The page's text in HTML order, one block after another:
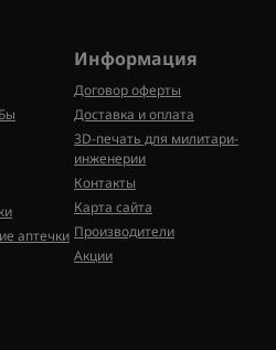
аптечки
Информация
Договор оферты
Доставка и оплата
3D-печать для милитари-
инженерии
Контакты
Карта сайта
Производители
Акции